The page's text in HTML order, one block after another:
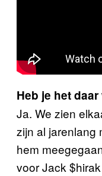
Heb je het
Ja. We zien
zijn al jarenlang
hem
voor Jack